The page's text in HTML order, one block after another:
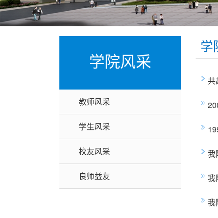
学院风采
教师风采
学生风采
校友风采
良师益友
学
共
我
我
我